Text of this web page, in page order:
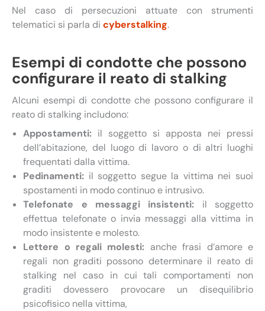
Nel caso di persecuzioni attuate con strumenti
telematici si parla di cyberstalking.
Esempi di condotte che possono
configurare il reato di stalking
Alcuni esempi di condotte che possono configurare il
reato di stalking includono:
Appostamenti: il soggetto si apposta nei pressi
dell’abitazione, del luogo di lavoro o di altri luoghi
frequentati dalla vittima.
Pedinamenti: il soggetto segue la vittima nei suoi
spostamenti in modo continuo e intrusivo.
Telefonate e messaggi insistenti: il soggetto
effettua telefonate o invia messaggi alla vittima in
modo insistente e molesto.
Lettere o regali molesti: anche frasi d’amore e
regali non graditi possono determinare il reato di
stalking nel caso in cui tali comportamenti non
graditi dovessero provocare un disequilibrio
psicofisico nella vittima,